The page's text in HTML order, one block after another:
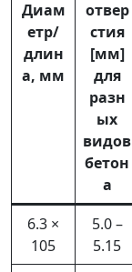
Диам
етр/
длин
а, мм
отвер
стия
[мм]
для
разн
ых
видов
бетон
а
6.3 ×
105
5.0 –
5.15